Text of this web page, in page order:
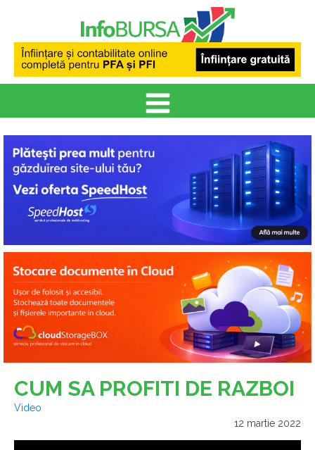
CUM SA PROFITI DE RAZBOI
Video
12 martie 2022